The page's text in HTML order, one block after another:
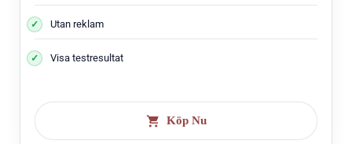
Utan reklam
Visa testresultat
Köp Nu